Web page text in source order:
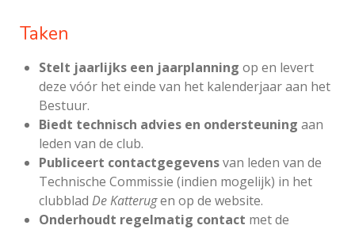
Taken
Stelt jaarlijks een jaarplanning op en levert
deze vóór het einde van het kalenderjaar aan het
Bestuur.
Biedt technisch advies en ondersteuning aan
leden van de club.
Publiceert contactgegevensvan leden van de
Technische Commissie (indien mogelijk) in het
clubblad De Katterugen op de website.
Onderhoudt regelmatig contact met de